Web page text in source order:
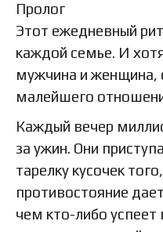
Пролог
Этот ежедневный
каждой семье. И
мужчина и женщина,
малейшего
Каждый вечер
за ужин. Они
тарелку кусочек
противостояние
чем кто-либо успеет